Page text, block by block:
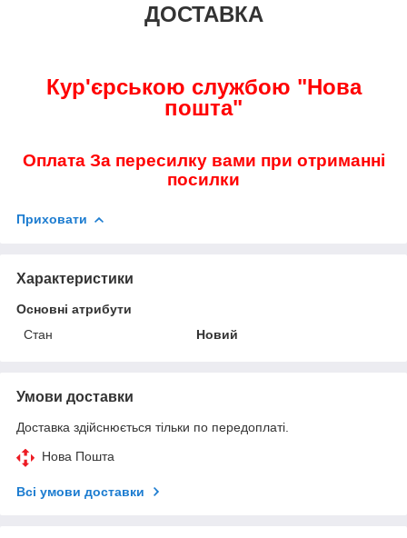
ДОСТАВКА
Кур'єрською службою "Нова
пошта"
Оплата За пересилку вами при отриманні
посилки
Приховати
Характеристики
Основні атрибути
Стан
Новий
Умови доставки
Доставка здійснюється тільки по передоплаті.
Нова Пошта
Всі умови доставки